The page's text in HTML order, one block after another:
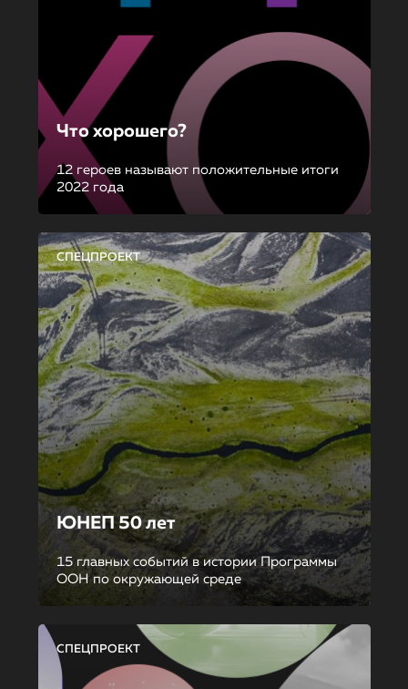
Что хорошего?
12 героев называют положительные итоги
2022 года
СПЕЦПРОЕКТ
ЮНЕП 50 лет
15 главных событий в истории Программы
ООН по окружающей среде
СПЕЦПРОЕКТ